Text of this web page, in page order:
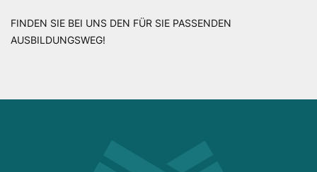
FINDEN SIE BEI UNS DEN FÜR SIE PASSENDEN
AUSBILDUNGSWEG!